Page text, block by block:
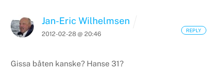
Jan-Eric Wilhelmsen
2012-02-28 @ 20:46
Gissa båten kanske? Hanse 31?
REPLY